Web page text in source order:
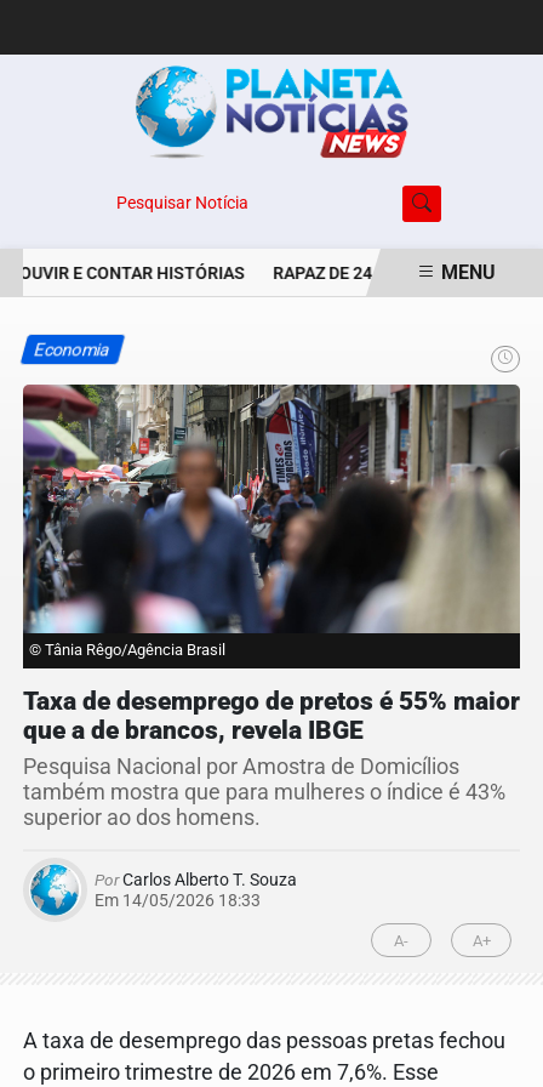
Pesquisar Notícia
E CONTAR HISTÓRIAS RAPAZ DE 24 ANOS É MENU
Economia
© Tânia Rêgo/Agência Brasil
Taxa de desemprego de pretos é 55% maior
que a de brancos, revela IBGE
Pesquisa Nacional por Amostra de Domicílios
também mostra que para mulheres o índice é 43%
superior ao dos homens.
PorCarlos Alberto T. Souza
Em 14/05/2026 18:33
A- A+
A taxa de desemprego das pessoas pretas fechou
o primeiro trimestre de 2026 em 7,6%. Esse